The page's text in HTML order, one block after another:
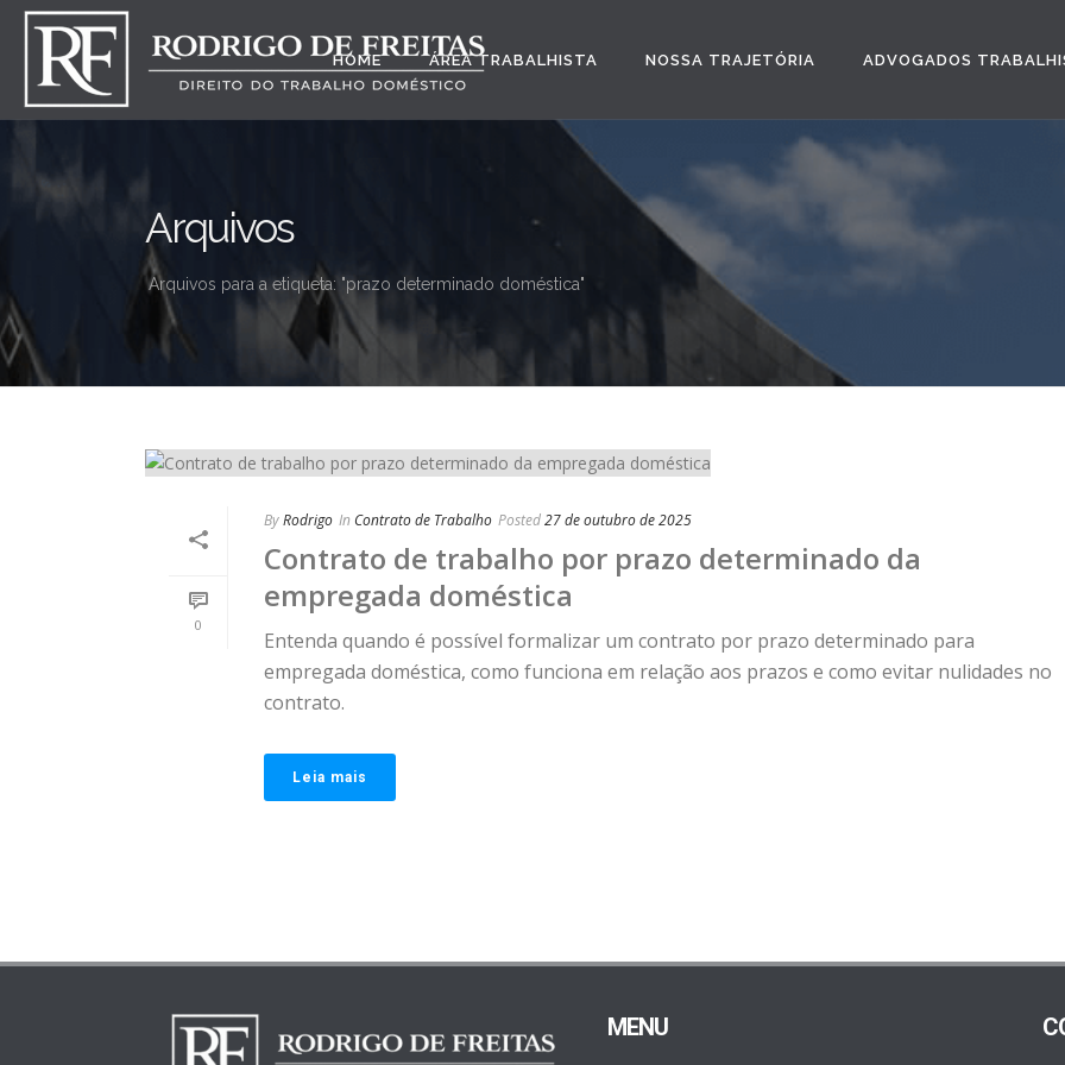
HOME ÁREA TRABALHISTA NOSSA TRAJETÓRIA ADVOGADOS
Arquivos
Arquivos para a etiqueta: "prazo determinado doméstica"
0
ByRodrigo In Contrato de Trabalho Posted27 de outubro de 2025
Contrato de trabalho por prazo determinado da
empregada doméstica
Entenda quando é possível formalizar um contrato por prazo determinado para
empregada doméstica, como funciona em relação aos prazos e como evitar nulidades no
contrato.
Leia mais
MENU